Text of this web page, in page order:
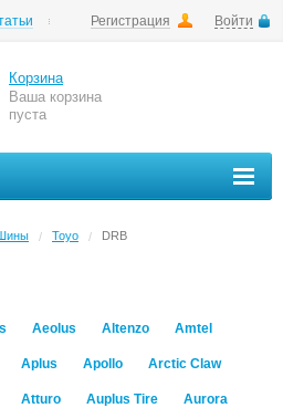
Регистрация Войти
Корзина
Ваша корзина
пуста
/ Toyo / DRB
Aeolus Altenzo Amtel
Aplus Apollo Arctic Claw
Atturo Auplus Tire Aurora